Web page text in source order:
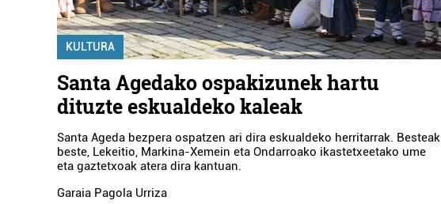
KULTURA
Santa Agedako ospakizunek hartu
dituzte eskualdeko kaleak
Santa Ageda bezpera ospatzen ari dira eskualdeko herritarrak. Besteak
beste, Lekeitio, Markina-Xemein eta Ondarroako ikastetxeetako ume
eta gaztetxoak atera dira kantuan.
Garaia Pagola Urriza